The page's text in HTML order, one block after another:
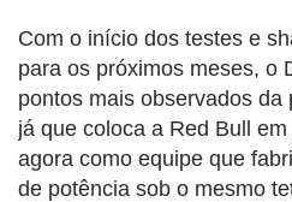
Com o início dos testes e
para os próximos meses, o
pontos mais observados da
já que coloca a Red Bull
agora como equipe que
de potência sob o mesmo